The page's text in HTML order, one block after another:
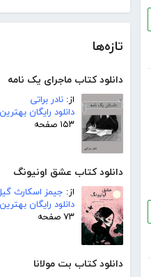
تازه‌ها
دانلود کتاب ماجرای یک نامه
از: نادر براتی
دانلود رایگان
۱۵۳ صفحه
دانلود کتاب عشق اونیونگ
از: جیمز اسکارث
دانلود رایگان
۷۳ صفحه
دانلود کتاب بت مولانا